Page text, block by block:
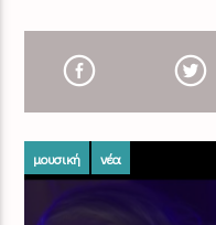
μουσική νέα